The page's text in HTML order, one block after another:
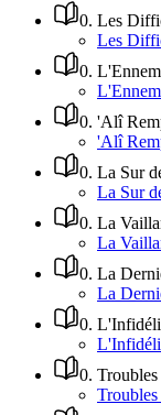
0. Les
Les
0.
0. 'Alî
'Alî
0. La Sur
La Sur
0. La
La
0. La
La
0.
0.